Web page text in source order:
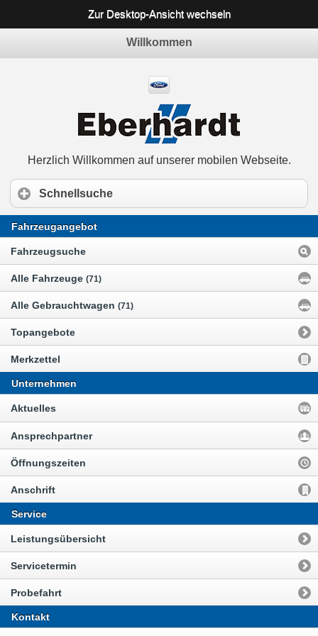
Zur Desktop-Ansicht wechseln
Willkommen
Herzlich Willkommen auf unserer mobilen Webseite.
Schnellsuche
Fahrzeugangebot
Fahrzeugsuche
Alle Fahrzeuge (71)
Alle Gebrauchtwagen (71)
Topangebote
Merkzettel
Unternehmen
Aktuelles
Ansprechpartner
Öffnungszeiten
Anschrift
Service
Leistungsübersicht
Servicetermin
Probefahrt
Kontakt